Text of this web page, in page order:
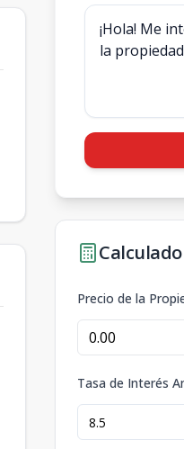
Precio de la
Tasa de Interés